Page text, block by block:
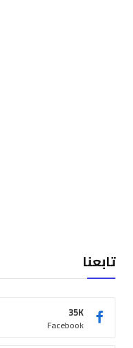
تابعنا
Facebook
35K